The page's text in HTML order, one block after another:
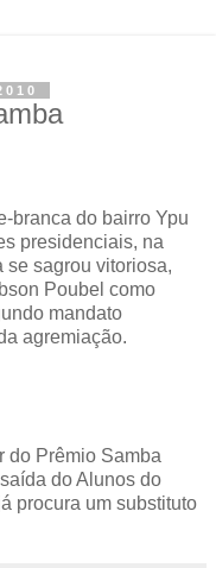
branca do bairro Ypu
presidenciais, na
se sagrou vitoriosa,
Poubel como
mandato
agremiação.
do Prêmio Samba
do Alunos do
procura um substituto